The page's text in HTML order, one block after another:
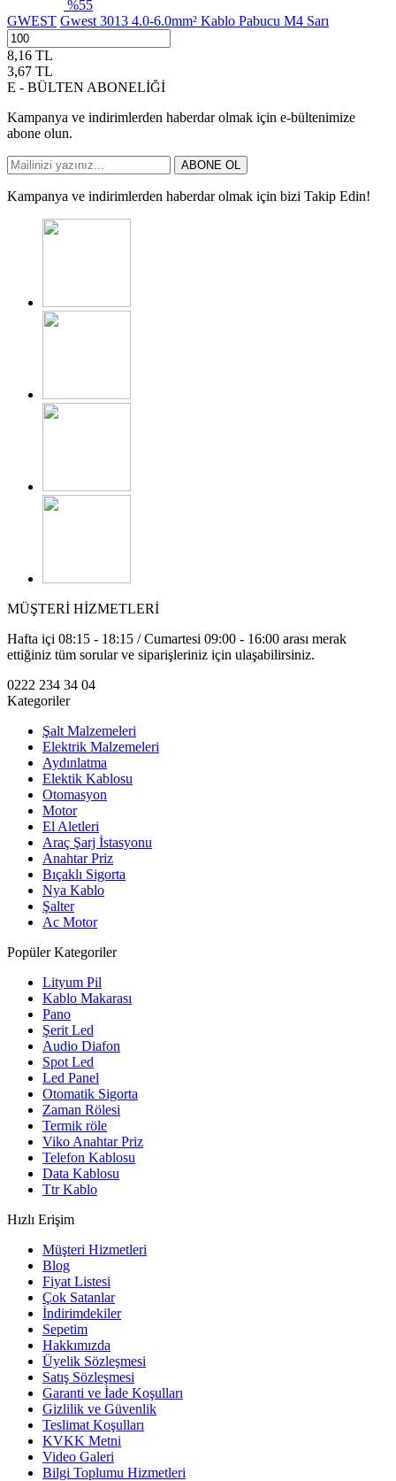
%55
GWEST Gwest 3013 4.0-6.0mm² Kablo Pabucu M4 Sarı
8,16 TL
3,67 TL
E - BÜLTEN ABONELİĞİ
Kampanya ve indirimlerden haberdar olmak için e-bültenimize
abone olun.
ABONE OL
Kampanya ve indirimlerden haberdar olmak için bizi Takip Edin!
MÜŞTERİ HİZMETLERİ
Hafta içi 08:15 - 18:15 / Cumartesi 09:00 - 16:00 arası merak
ettiğiniz tüm sorular ve siparişleriniz için ulaşabilirsiniz.
0222 234 34 04
Kategoriler
Şalt Malzemeleri
Elektrik Malzemeleri
Aydınlatma
Elektik Kablosu
Otomasyon
Motor
El Aletleri
Araç Şarj İstasyonu
Anahtar Priz
Bıçaklı Sigorta
Nya Kablo
Şalter
Ac Motor
Popüler Kategoriler
Lityum Pil
Kablo Makarası
Pano
Şerit Led
Audio Diafon
Spot Led
Led Panel
Otomatik Sigorta
Zaman Rölesi
Termik röle
Viko Anahtar Priz
Telefon Kablosu
Data Kablosu
Ttr Kablo
Hızlı Erişim
Müşteri Hizmetleri
Blog
Fiyat Listesi
Çok Satanlar
İndirimdekiler
Sepetim
Hakkımızda
Üyelik Sözleşmesi
Satış Sözleşmesi
Garanti ve İade Koşulları
Gizlilik ve Güvenlik
Teslimat Koşulları
KVKK Metni
Video Galeri
Bilgi Toplumu Hizmetleri